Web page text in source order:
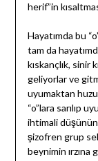
herif”in
Hayatımda bu
tam da
kıskançlık, sinir
geliyorlar ve
uyumaktan
“o”lara sarılıp
ihtimali
şizofren grup
beynimin ırzına